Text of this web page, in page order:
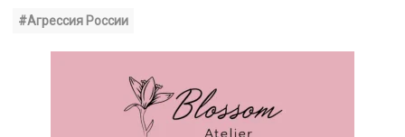
#Агрессия России